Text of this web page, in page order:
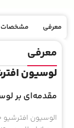
معرفی مشخصات
معرفی
لوسیون
مقدمه‌ای بر
الوسیون